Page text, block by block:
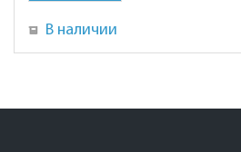
В наличии